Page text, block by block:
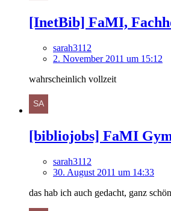
[InetBib] FaMI,
sarah3112
2. November 2011 um 15:12
wahrscheinlich vollzeit
[bibliojobs] FaMI
sarah3112
30. August 2011 um 14:33
das hab ich auch gedacht, ganz